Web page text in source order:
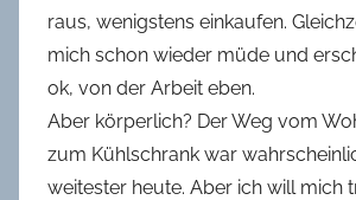
raus, wenigstens einkaufen.
mich schon wieder müde und
ok, von der Arbeit eben.
Aber körperlich? Der Weg vom
zum Kühlschrank war
weitester heute. Aber ich will mich